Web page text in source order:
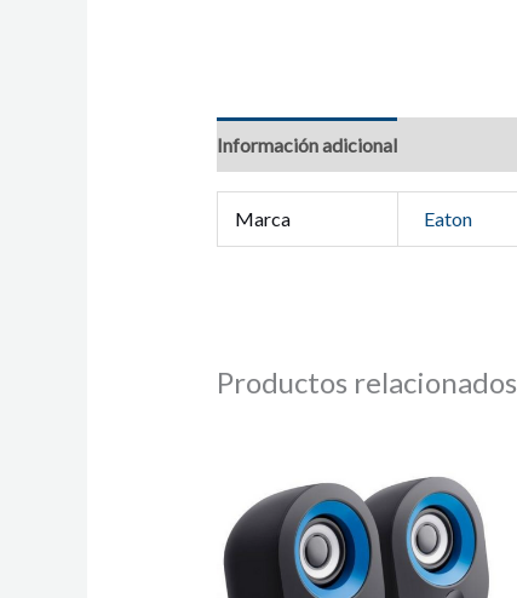
Información adicional
Marca Eaton
Productos relacionados